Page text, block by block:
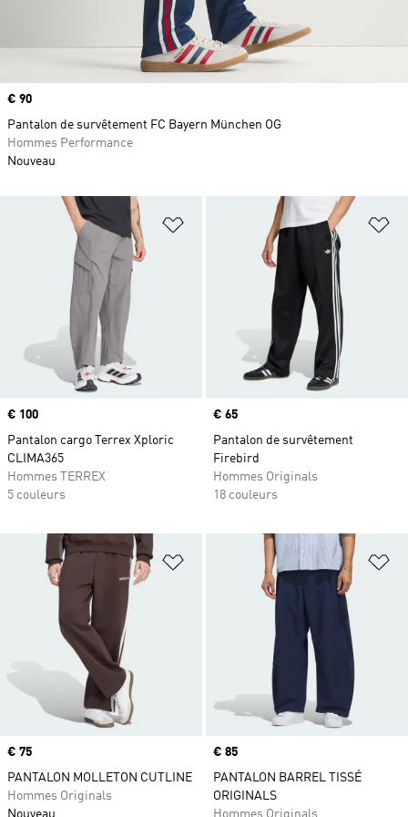
Ajouter à la Liste de produits
Prix
€ 100
Pantalon cargo Terrex Xploric
CLIMA365
Hommes TERREX
5 couleurs
Prix
€ 65
Pantalon de survêtement
Firebird
Hommes Originals
18 couleurs
Ajouter à la Liste de produits
Prix
€ 75
PANTALON MOLLETON CUTLINE
Hommes Originals
Nouveau
Prix
€ 85
PANTALON BARREL TISSÉ
ORIGINALS
Hommes Originals
Prix
€ 90
Pantalon de survêtement FC Bayern München OG
Hommes Performance
Nouveau